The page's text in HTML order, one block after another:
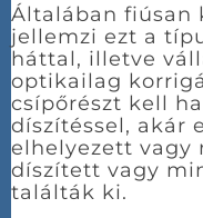
Általában fiúsan
jellemzi ezt a
háttal, illetve
optikailag
csípőrészt kell
díszítéssel, akár
elhelyezett vagy
díszített vagy
találták ki.